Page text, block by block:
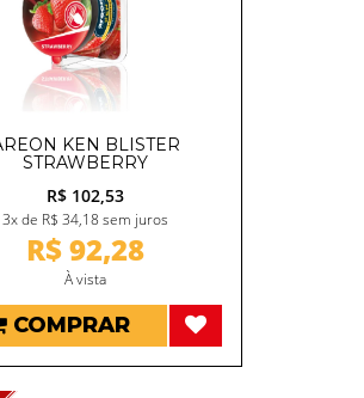
KEN BLISTER
STRAWBERRY
R$ 102,53
3x de R$ 34,18 sem juros
R$ 92,28
À vista
COMPRAR